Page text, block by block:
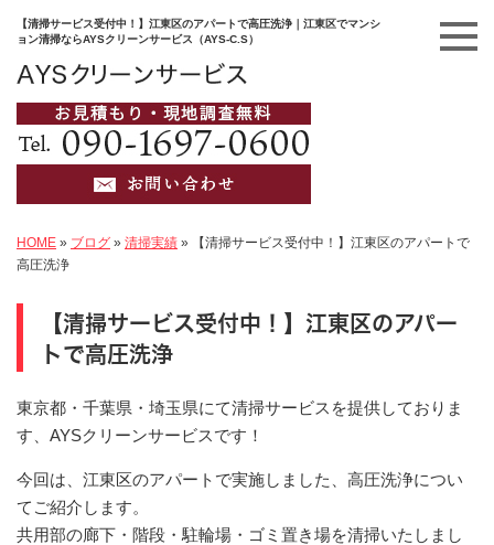
【清掃サービス受付中！】江東区のアパートで高圧洗浄｜江東区でマンシ
ョン清掃ならAYSクリーンサービス（AYS-C.S）
HOME » ブログ » 清掃実績 »
【清掃サービス受付中！】江東区のアパートで
高圧洗浄
【清掃サービス受付中！】江東区のアパー
トで高圧洗浄
東京都・千葉県・埼玉県にて清掃サービスを提供しておりま
す、AYSクリーンサービスです！
今回は、江東区のアパートで実施しました、高圧洗浄につい
てご紹介します。
共用部の廊下・階段・駐輪場・ゴミ置き場を清掃いたしまし